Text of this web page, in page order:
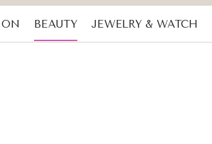
BEAUTY JEWELRY & WATCH